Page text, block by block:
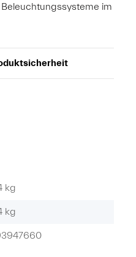
im
kg
kg